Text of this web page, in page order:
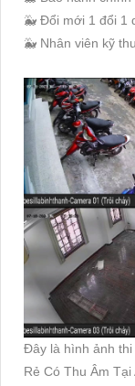
🐳 Đổi mới 1 đổi 1
🐳 Nhân viên kỹ
Đây là hình ảnh thi
Rẻ Có Thu Âm